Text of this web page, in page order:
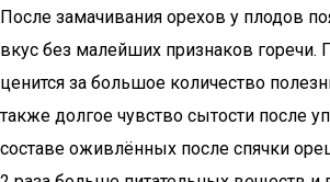
После замачивания орехов у плодов
вкус без малейших признаков горечи.
ценится за большое количество
также долгое чувство сытости после
составе оживлённых после спячки